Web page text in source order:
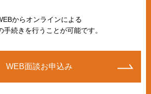
からオンラインによる
手続きを行うことが可能です。
WEB面談お申込み